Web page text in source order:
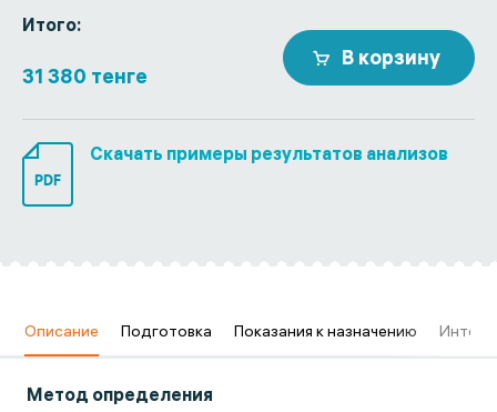
Итого:
31 380 тенге
В корзину
PDF
Скачать примеры результатов анализов
Описание Подготовка Показания к назначению
Метод определения